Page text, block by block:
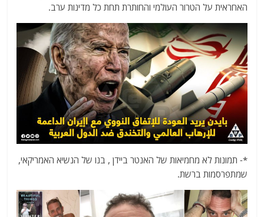
האחראית על הטרור העולמי והחותרת תחת כל מדינות ערב.
*- תמונות לא מחמיאות של האנטר ביידן , בנו של הנשיא האמריקאי,
שמתפרסמות ברשת.